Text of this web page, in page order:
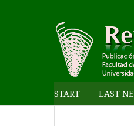
START LAST